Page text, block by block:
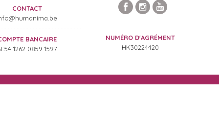
CONTACT
fo@humanima.be
BANCAIRE
1262 0859 1597
NUMÉRO D'AGRÉMENT
HK30224420